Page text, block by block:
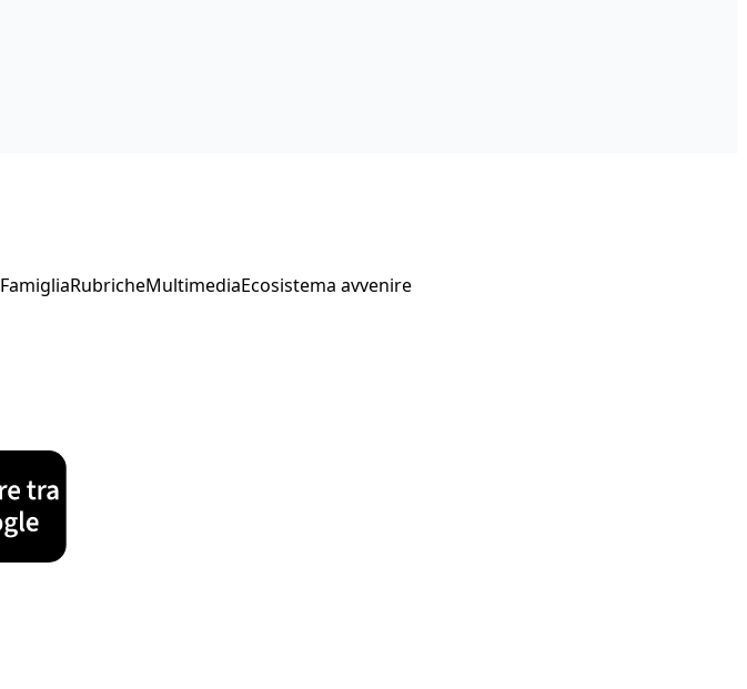
FamigliaRubricheMultimediaEcosistema avvenire